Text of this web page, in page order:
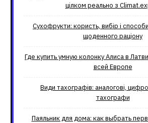
цілком реально з
Сухофрукти: користь, вибір і
щоденного раціону
Где купить умную колонку Алиса в
всей Европе
Види тахографів: аналогові,
тахографи
Паяльник для дома: как выбрать